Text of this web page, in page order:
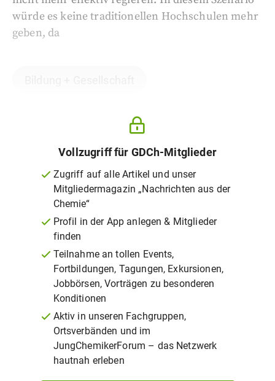
würde es keine traditionellen Hochschulen mehr
geben, da
Vollzugriff für GDCh-Mitglieder
Zugriff auf alle Artikel und unser
Mitgliedermagazin „Nachrichten aus der
Chemie“
Profil in der App anlegen & Mitglieder
finden
Teilnahme an tollen Events,
Fortbildungen, Tagungen, Exkursionen,
Jobbörsen, Vorträgen zu besonderen
Konditionen
Aktiv in unseren Fachgruppen,
Ortsverbänden und im
JungChemikerForum – das Netzwerk
hautnah erleben